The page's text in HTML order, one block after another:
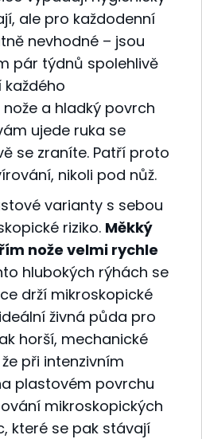
ale pro každodenní
nevhodné – jsou
pár týdnů spolehlivě
a hladký povrch
ujede ruka se
se zraníte. Patří proto
nikoli pod nůž.
varianty s sebou
riziko. Měkký
nože velmi rychle
hlubokých rýhách se
drží mikroskopické
živná půda pro
horší, mechanické
při intenzivním
plastovém povrchu
mikroskopických
které se pak stávají